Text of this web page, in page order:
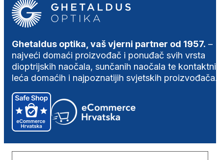
Ghetaldus optika, vaš vjerni partner od 1957. –
najveći domaći proizvođač i ponuđač svih vrsta
dioptrijskih naočala, sunčanih naočala te
leća domaćih i najpoznatijih svjetskih proizvođača.